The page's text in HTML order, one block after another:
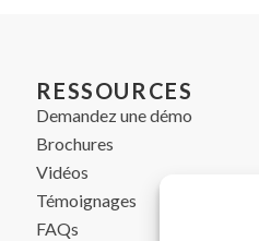
RESSOURCES
Demandez une démo
Brochures
Vidéos
Témoignages
FAQs